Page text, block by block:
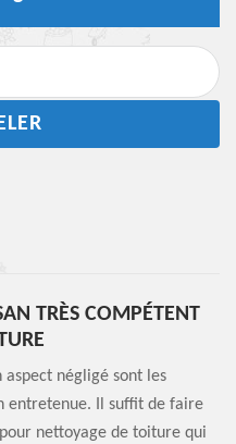
TRÈS COMPÉTENT
aspect négligé sont les
entretenue. Il suffit de faire
nettoyage de toiture qui